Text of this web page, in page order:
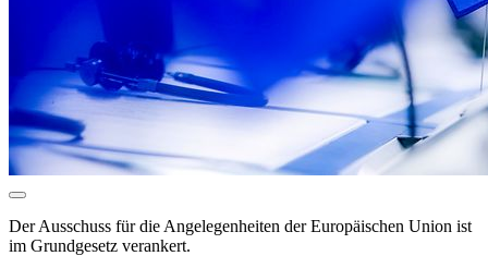
Der Ausschuss für die Angelegenheiten der Europäischen Union ist
im Grundgesetz verankert.